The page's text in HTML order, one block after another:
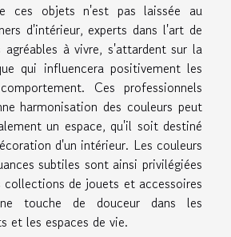
ces objets n'est pas laissée au
d'intérieur, experts dans l'art de
agréables à vivre, s'attardent sur la
qui influencera positivement les
Ces professionnels
harmonisation des couleurs peut
un espace, qu'il soit destiné
d'un intérieur. Les couleurs
subtiles sont ainsi privilégiées
collections de jouets et accessoires
touche de douceur dans les
et les espaces de vie.